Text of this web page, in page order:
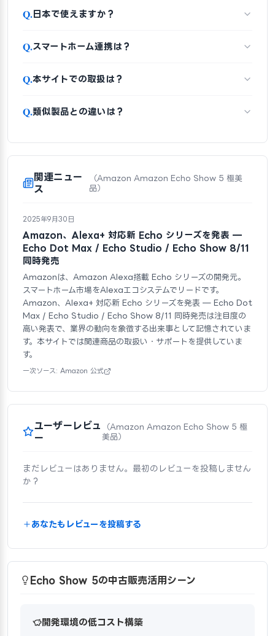
Q.日本で使えますか？
Q.スマートホーム連携は？
Q.本サイトでの取扱は？
Q.類似製品との違いは？
関連ニュー
ス
（Amazon Amazon Echo Show 5 極美
品）
2025年9月30日
Amazon、Alexa+ 対応新 Echo シリーズを発表 —
Echo Dot Max / Echo Studio / Echo Show 8/11
同時発売
Amazonは、Amazon Alexa搭載 Echo シリーズの開発元。
スマートホーム市場をAlexaエコシステムでリードです。
Amazon、Alexa+ 対応新 Echo シリーズを発表 — Echo Dot
Max / Echo Studio / Echo Show 8/11 同時発売は注目度の
高い発表で、業界の動向を象徴する出来事として記憶されていま
す。本サイトでは関連商品の取扱い・サポートを提供していま
す。
一次ソース: Amazon 公式
ユーザーレビュ
ー
（Amazon Amazon Echo Show 5 極
美品）
まだレビューはありません。最初のレビューを投稿しません
か？
あなたもレビューを投稿する
Echo Show 5の中古販売活用シーン
開発環境の低コスト構築